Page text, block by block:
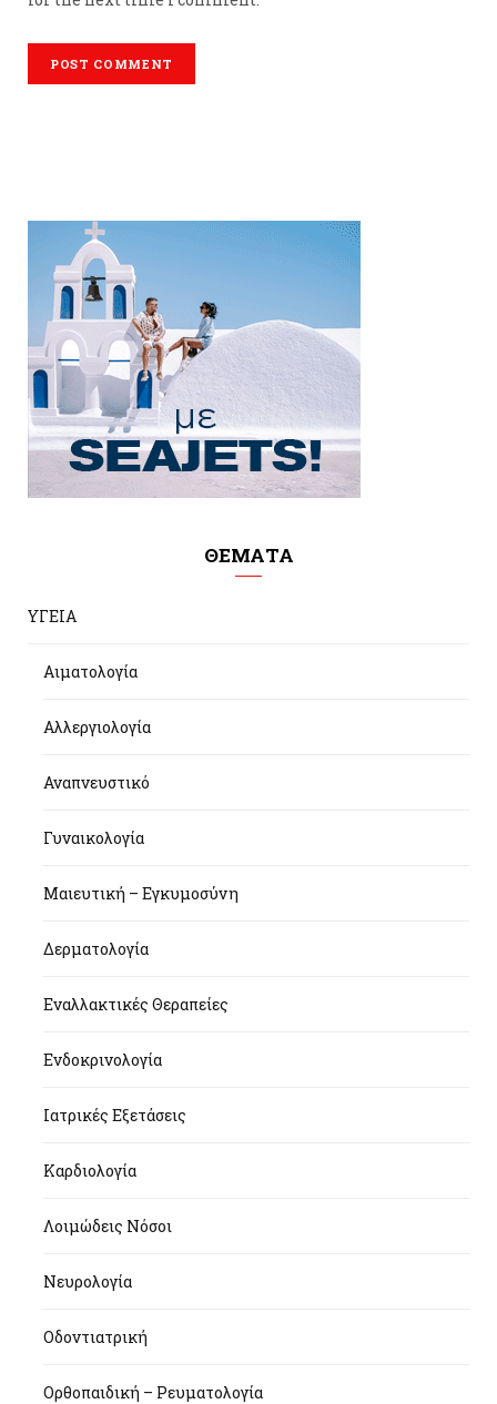
ΘΕΜΑΤΑ
ΥΓΕΙΑ
Αιματολογία
Αλλεργιολογία
Αναπνευστικό
Γυναικολογία
Μαιευτική – Εγκυμοσύνη
Δερματολογία
Εναλλακτικές Θεραπείες
Ενδοκρινολογία
Ιατρικές Εξετάσεις
Καρδιολογία
Λοιμώδεις Νόσοι
Νευρολογία
Οδοντιατρική
Ορθοπαιδική – Ρευματολογία